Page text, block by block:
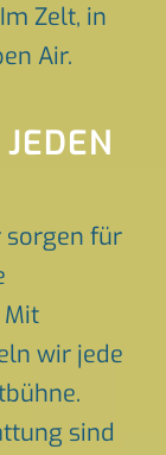
Zelt, in
Air.
sorgen für
wir jede
sind